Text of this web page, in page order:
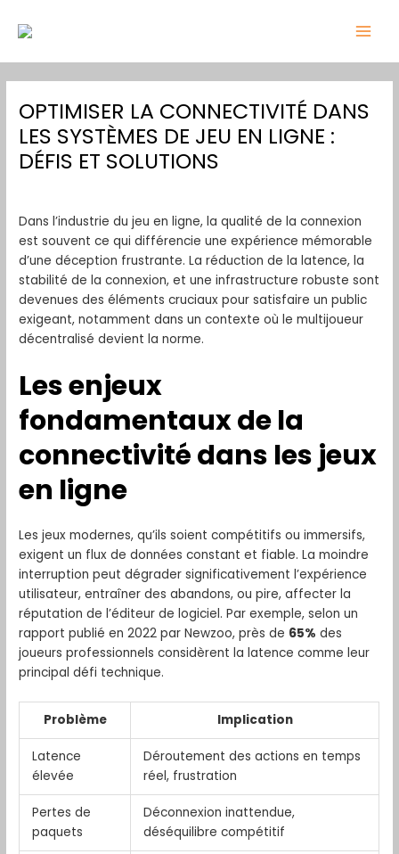
OPTIMISER LA CONNECTIVITÉ DANS
LES SYSTÈMES DE JEU EN LIGNE :
DÉFIS ET SOLUTIONS
Dans l’industrie du jeu en ligne, la qualité de la connexion
est souvent ce qui différencie une expérience mémorable
d’une déception frustrante. La réduction de la latence, la
stabilité de la connexion, et une infrastructure robuste sont
devenues des éléments cruciaux pour satisfaire un public
exigeant, notamment dans un contexte où le multijoueur
décentralisé devient la norme.
Les enjeux
fondamentaux de la
connectivité dans les jeux
en ligne
Les jeux modernes, qu’ils soient compétitifs ou immersifs,
exigent un flux de données constant et fiable. La moindre
interruption peut dégrader significativement l’expérience
utilisateur, entraîner des abandons, ou pire, affecter la
réputation de l’éditeur de logiciel. Par exemple, selon un
rapport publié en 2022 par Newzoo, près de 65% des
joueurs professionnels considèrent la latence comme leur
principal défi technique.
Problème Implication
Latence
élevée
Déroutement des actions en temps
réel, frustration
Pertes de
paquets
Déconnexion inattendue,
déséquilibre compétitif